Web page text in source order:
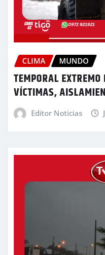
CLIMA MUNDO
TEMPORAL
VÍCTIMAS,
Editor Noticias